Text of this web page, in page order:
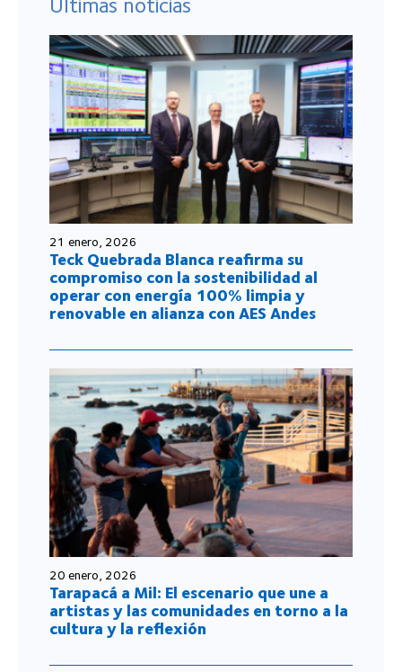
21 enero, 2026
Teck Quebrada Blanca reafirma su
compromiso con la sostenibilidad al
operar con energía 100% limpia y
renovable en alianza con AES Andes
20 enero, 2026
Tarapacá a Mil: El escenario que une a
artistas y las comunidades en torno a la
cultura y la reflexión